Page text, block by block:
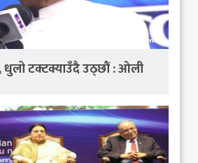
धुलो टक्टक्याउँदै उठ्छौं : ओली